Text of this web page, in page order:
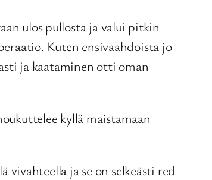
ulos pullosta ja valui pitkin
Kuten ensivaahdoista jo
ja kaataminen otti oman
kyllä maistamaan
vivahteella ja se on selkeästi red